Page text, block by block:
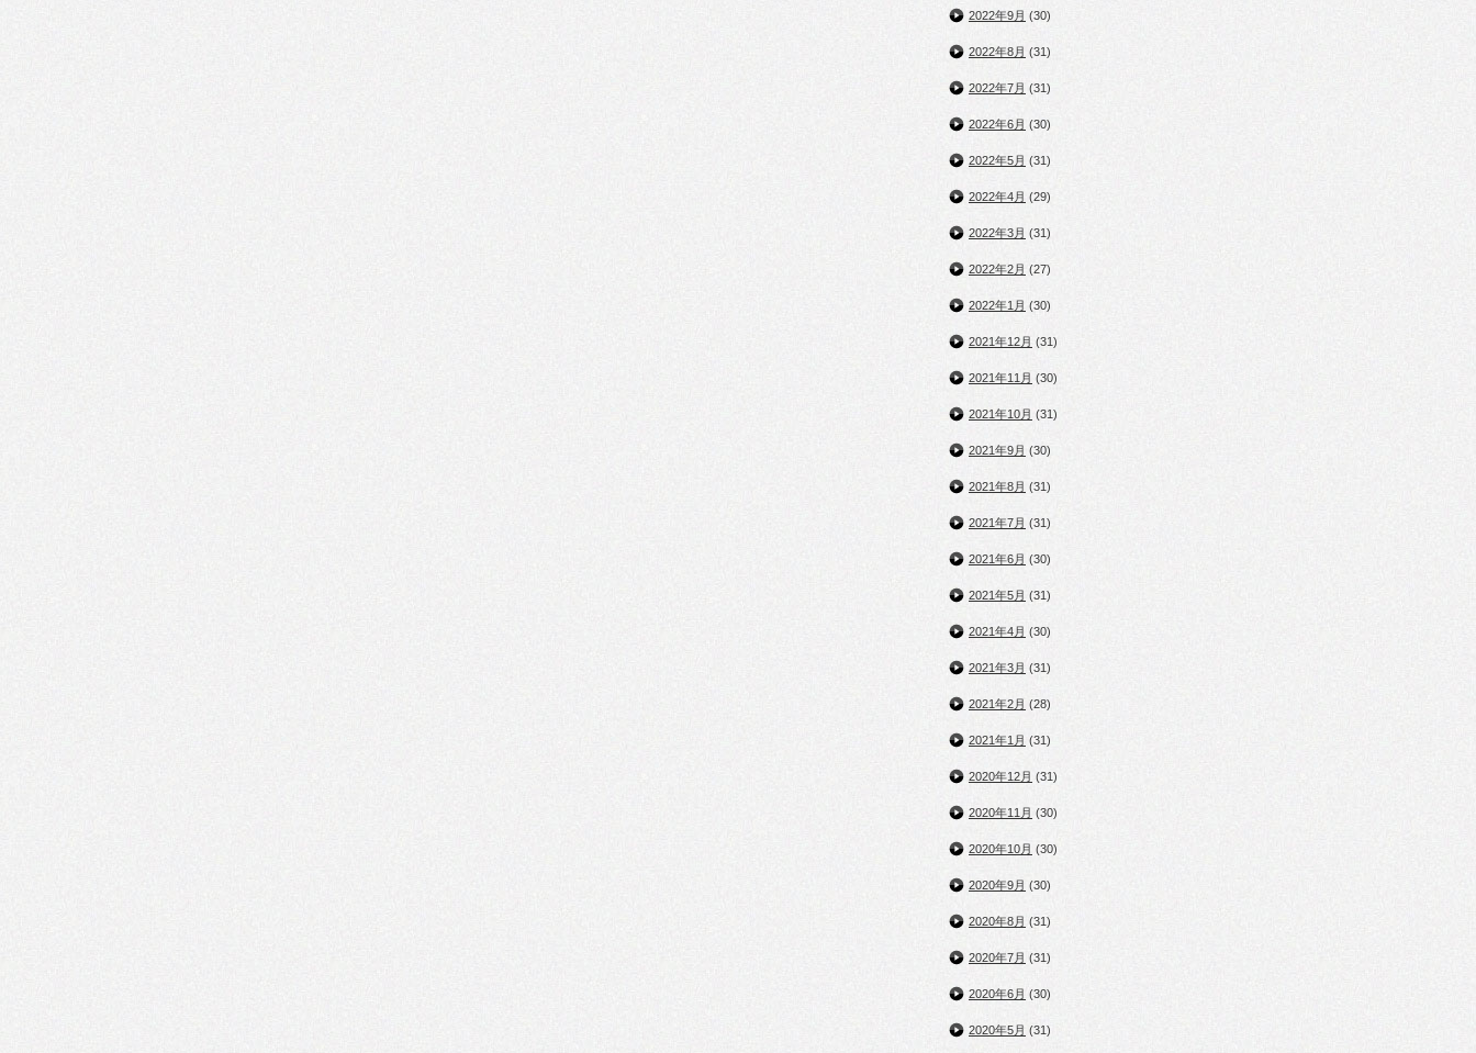
2022年9月 (30)
2022年8月 (31)
2022年7月 (31)
2022年6月 (30)
2022年5月 (31)
2022年4月 (29)
2022年3月 (31)
2022年2月 (27)
2022年1月 (30)
2021年12月 (31)
2021年11月 (30)
2021年10月 (31)
2021年9月 (30)
2021年8月 (31)
2021年7月 (31)
2021年6月 (30)
2021年5月 (31)
2021年4月 (30)
2021年3月 (31)
2021年2月 (28)
2021年1月 (31)
2020年12月 (31)
2020年11月 (30)
2020年10月 (30)
2020年9月 (30)
2020年8月 (31)
2020年7月 (31)
2020年6月 (30)
2020年5月 (31)